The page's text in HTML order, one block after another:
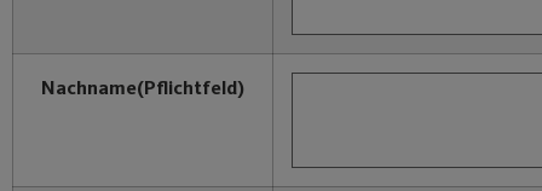
Nachname(Pflichtfeld)